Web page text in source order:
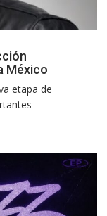
México
etapa de